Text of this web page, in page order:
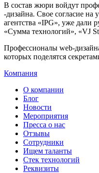
В состав жюри войдут
-дизайна. Свое согласие на
агентства «IPG», уже дали
«Сумма технологий», «VJ
Профессионалы web-
которых поделятся
Компания
О компании
Блог
Новости
Мероприятия
Пресса о нас
Отзывы
Сотрудники
Ищем таланты
Стек технологий
Реквизиты